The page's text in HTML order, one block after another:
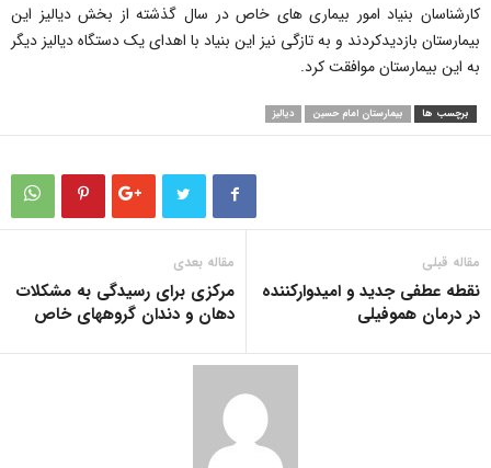
کارشناسان بنیاد امور بیماری های خاص در سال گذشته از بخش دیالیز این
بیمارستان بازدیدکردند و به تازگی نیز این بنیاد با اهدای یک دستگاه دیالیز دیگر
به این بیمارستان موافقت کرد.
برچسب ها بیمارستان امام حسین دیالیز
مقاله قبلی
نقطه عطفی جدید و امیدوارکننده
در درمان ‌هموفیلی
مقاله بعدی
مرکزی برای رسیدگی به مشکلات
دهان و دندان گروه‎های خاص